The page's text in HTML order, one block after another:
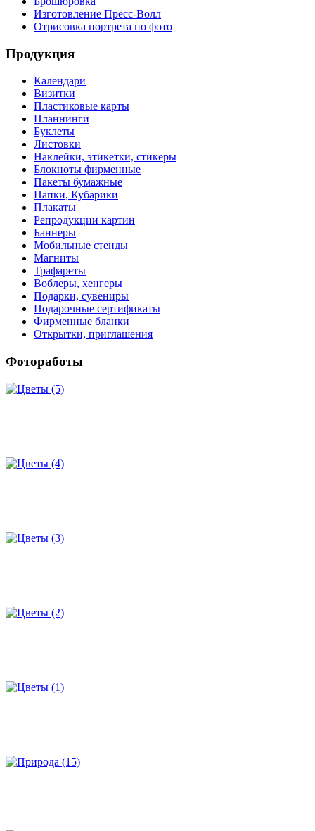
Изготовление Пресс-Волл
Отрисовка портрета по фото
Продукция
Календари
Визитки
Пластиковые карты
Планнинги
Буклеты
Листовки
Наклейки, этикетки, стикеры
Блокноты фирменные
Пакеты бумажные
Папки, Кубарики
Плакаты
Репродукции картин
Баннеры
Мобильные стенды
Магниты
Трафареты
Воблеры, хенгеры
Подарки, сувениры
Подарочные сертификаты
Фирменные бланки
Открытки, приглашения
Фотоработы